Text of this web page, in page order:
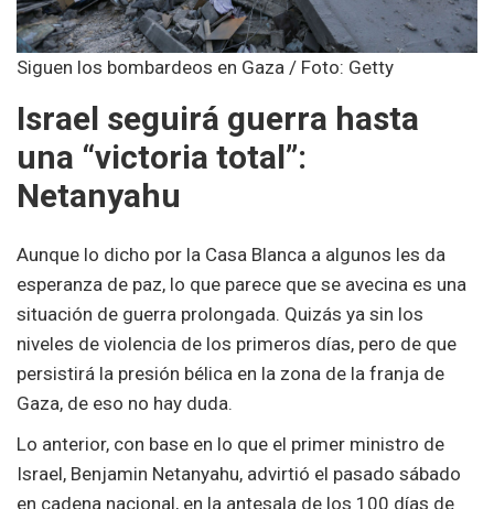
Siguen los bombardeos en Gaza / Foto: Getty
Israel seguirá guerra hasta
una “victoria total”:
Netanyahu
Aunque lo dicho por la Casa Blanca a algunos les da
esperanza de paz, lo que parece que se avecina es una
situación de guerra prolongada. Quizás ya sin los
niveles de violencia de los primeros días, pero de que
persistirá la presión bélica en la zona de la franja de
Gaza, de eso no hay duda.
Lo anterior, con base en lo que el primer ministro de
Israel, Benjamin Netanyahu, advirtió el pasado sábado
en cadena nacional, en la antesala de los 100 días de